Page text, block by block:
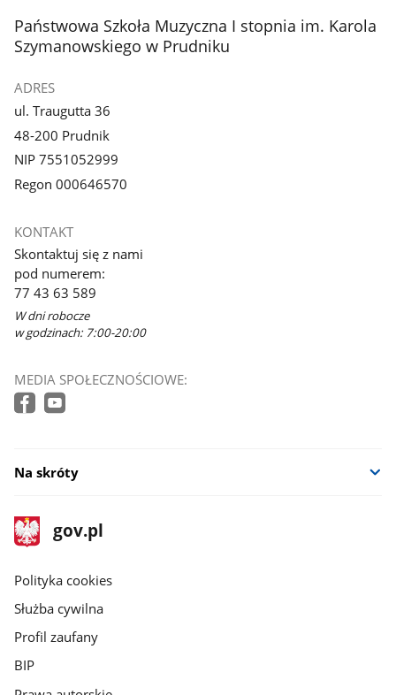
galerii.
stopka
Państwowa Szkoła Muzyczna I stopnia im. Karola
Szymanowskiego w Prudniku
ADRES
ul. Traugutta 36
48-200 Prudnik
NIP 7551052999
Regon 000646570
KONTAKT
Skontaktuj się z nami
pod numerem:
77 43 63 589
W dni robocze
w godzinach: 7:00-20:00
MEDIA SPOŁECZNOŚCIOWE:
Na skróty
stopka
gov.pl
Strona
gov.pl
gov.pl
Polityka cookies
Służba cywilna
Profil zaufany
BIP